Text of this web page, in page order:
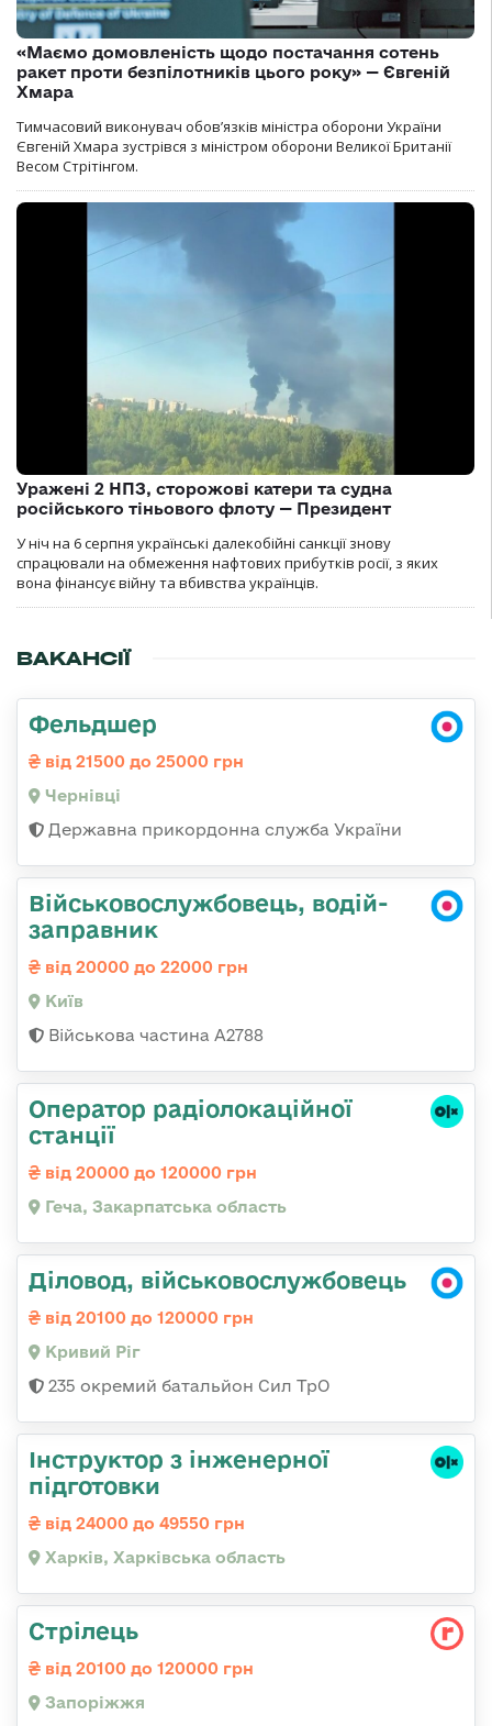
«Маємо домовленість щодо постачання сотень
ракет проти безпілотників цього року» — Євгеній
Хмара
Тимчасовий виконувач обов’язків міністра оборони України
Євгеній Хмара зустрівся з міністром оборони Великої Британії
Весом Стрітінгом.
Уражені 2 НПЗ, сторожові катери та судна
російського тіньового флоту — Президент
У ніч на 6 серпня українські далекобійні санкції знову
спрацювали на обмеження нафтових прибутків росії, з яких
вона фінансує війну та вбивства українців.
ВАКАНСІЇ
Фельдшер
від 21500 до 25000 грн
Чернівці
Державна прикордонна служба України
Військовослужбовець, водій-
заправник
від 20000 до 22000 грн
Київ
Військова частина А2788
Оператор радіолокаційної
станції
від 20000 до 120000 грн
Геча, Закарпатська область
Діловод, військовослужбовець
від 20100 до 120000 грн
Кривий Ріг
235 окремий батальйон Сил ТрО
Інструктор з інженерної
підготовки
від 24000 до 49550 грн
Харків, Харківська область
Стрілець
від 20100 до 120000 грн
Запоріжжя